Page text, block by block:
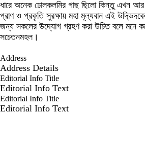
ধারে অনেক ঢোলকলমির গাছ ছিলো কিন্তু এখন আর
প্রাণ ও প্রকৃতি সুরক্ষায় মহা মূল্যবান এই
জন্য সকলের উদ্যোগ গ্রহণ করা উচিত বলে মনে
সচেতনমহল।
Address
Address Details
Editorial Info Title
Editorial Info Text
Editorial Info Title
Editorial Info Text